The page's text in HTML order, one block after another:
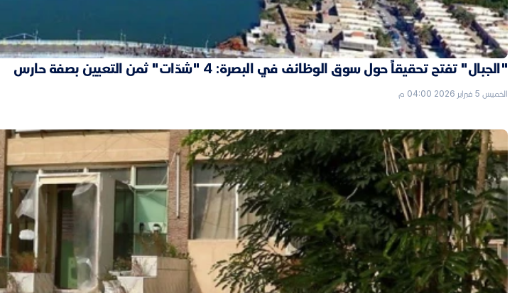
"الجبال" تفتح تحقيقاً حول سوق الوظائف في البصرة: 4 "شدّات" ثمن التعيين بصفة حارس
الخميس 5 فبراير 2026 04:00 م